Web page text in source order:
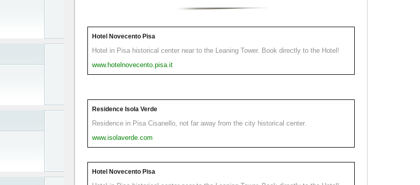
Hotel Novecento Pisa
Hotel in Pisa historical center near to the Leaning Tower. Book directly to the Hotel!
www.hotelnovecento.pisa.it
Residence Isola Verde
Residence in Pisa Cisanello, not far away from the city historical center.
www.isolaverde.com
Hotel Novecento Pisa